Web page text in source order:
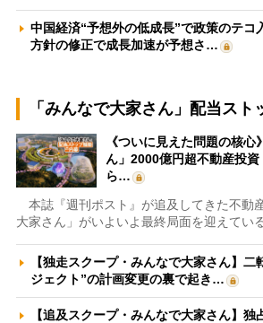
中国経済“予想外の低成長”で政策のテ
方針の修正で成長加速が予想さ…
「みんなで大家さん」配当スト
《ついに見えた問題の核心
ん」2000億円超不動産投資
ら…
本誌『週刊ポスト』が追及してきた不動
大家さん」がいよいよ最終局面を迎えてい
【独走スクープ・みんなで大家さん】二
ジェクト”の計画変更の裏で起き…
【追及スクープ・みんなで大家さん】独